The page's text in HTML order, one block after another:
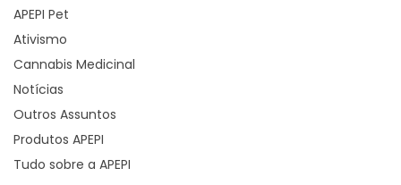
APEPI Pet
Ativismo
Cannabis Medicinal
Notícias
Outros Assuntos
Produtos APEPI
Tudo sobre a APEPI